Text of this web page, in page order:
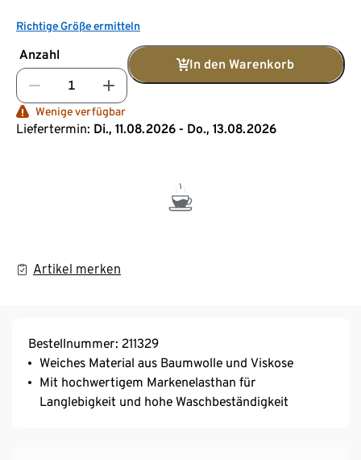
Richtige Größe ermitteln
Anzahl
In den Warenkorb
Wenige verfügbar
Liefertermin: Di., 11.08.2026 - Do., 13.08.2026
Artikel merken
Bestellnummer: 211329
Weiches Material aus Baumwolle und Viskose
Mit hochwertigem Markenelasthan für
Langlebigkeit und hohe Waschbeständigkeit